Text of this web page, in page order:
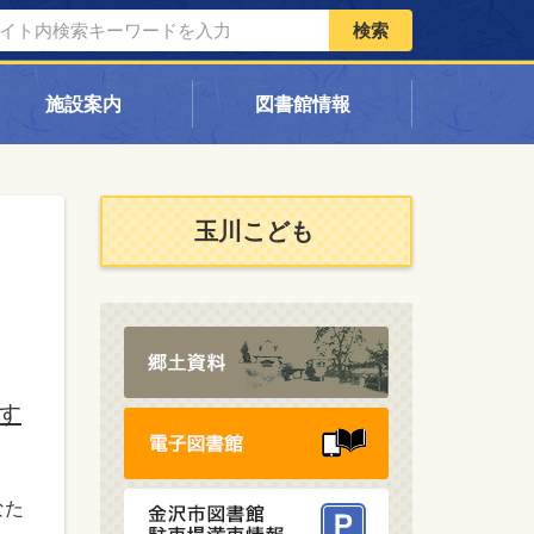
検索
施設案内 図書館情報
玉川こども